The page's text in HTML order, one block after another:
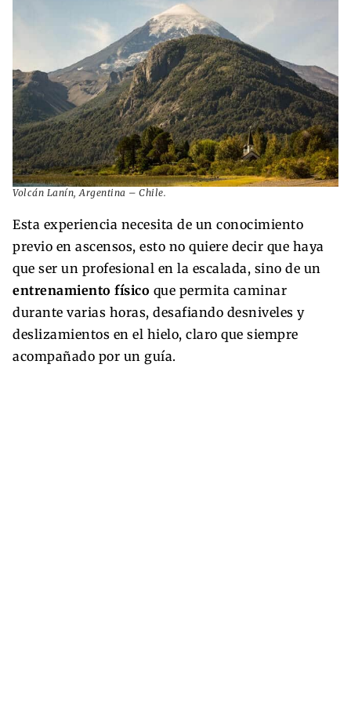
Volcán Lanín, Argentina – Chile.
Esta experiencia necesita de un conocimiento
previo en ascensos, esto no quiere decir que haya
que ser un profesional en la escalada, sino de un
entrenamiento físico que permita caminar
durante varias horas, desafiando desniveles y
deslizamientos en el hielo, claro que siempre
acompañado por un guía.